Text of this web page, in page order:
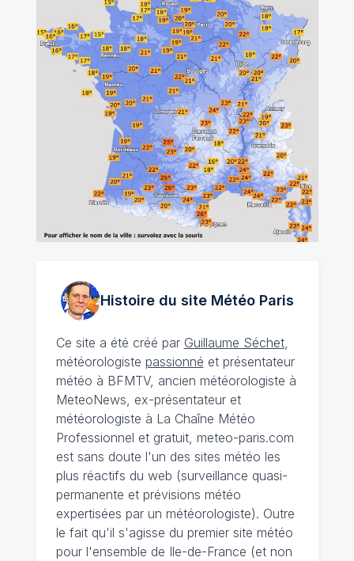
Histoire du site MétéoParis
Ce site a été créé par Guillaume Séchet,
météorologiste passionné et présentateur
météo à BFMTV, ancien météorologiste à
MeteoNews, ex-présentateur et
météorologiste à La Chaîne Météo
Professionnel et gratuit, meteo-paris.com
est sans doute l'un des sites météo les
plus réactifs du web (surveillance quasi-
permanente et prévisions météo
expertisées par un météorologiste). Outre
le fait qu'il s'agisse du premier site météo
pour l'ensemble de Ile-de-France (et non